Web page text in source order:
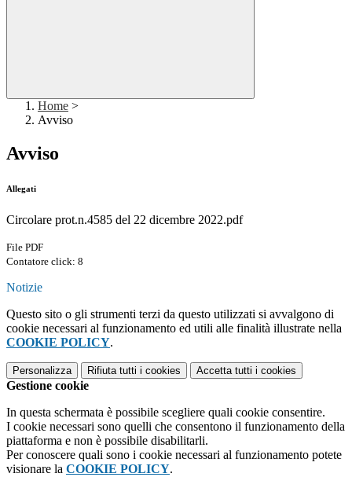
Home >
Avviso
Avviso
Allegati
Circolare prot.n.4585 del 22 dicembre 2022.pdf
File PDF
Contatore click: 8
Notizie
Questo sito o gli strumenti terzi da questo utilizzati si avvalgono di
cookie necessari al funzionamento ed utili alle finalità illustrate nella
COOKIE POLICY.
Personalizza Rifiuta tutti i cookies Accetta tutti i cookies
Gestione cookie
In questa schermata è possibile scegliere quali cookie consentire.
I cookie necessari sono quelli che consentono il funzionamento della
piattaforma e non è possibile disabilitarli.
Per conoscere quali sono i cookie necessari al funzionamento potete
visionare la COOKIE POLICY.